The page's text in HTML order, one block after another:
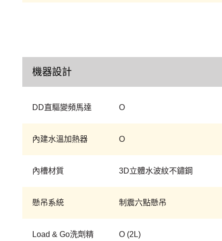
機器設計
DD直驅變頻馬達 O
內建水溫加熱器 O
內槽材質 3D立體水波紋不鏽鋼
懸吊系統 制震六點懸吊
Load & Go洗劑精
O (2L)